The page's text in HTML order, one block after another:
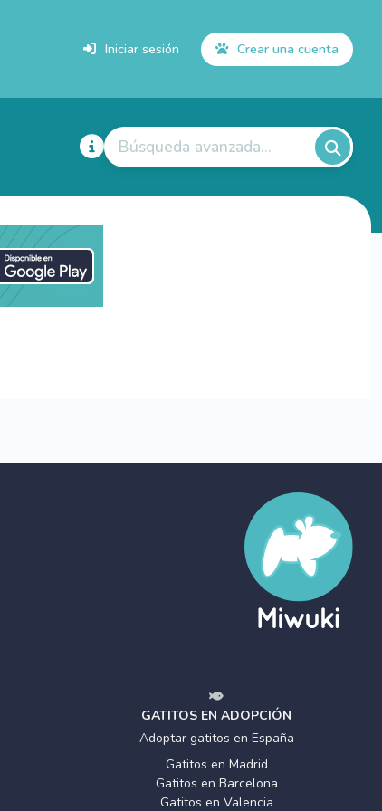
Iniciar sesión Crear una cuenta
Búsqueda avanzada...
GATITOS EN ADOPCIÓN
Adoptar gatitos en España
Gatitos en Madrid
Gatitos en Barcelona
Gatitos en Valencia